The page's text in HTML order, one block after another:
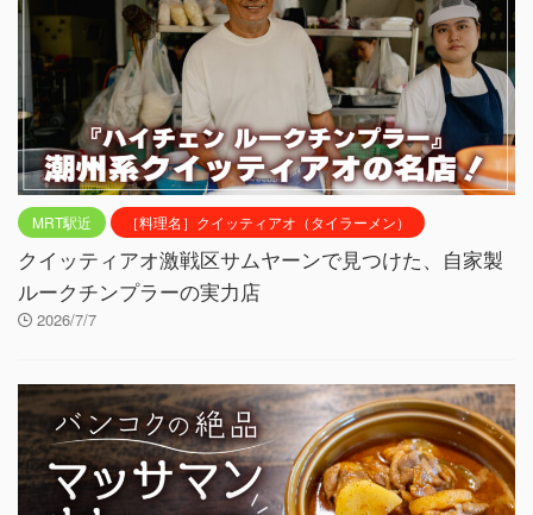
MRT駅近 ［料理名］クイッティアオ（タイラーメン）
クイッティアオ激戦区サムヤーンで見つけた、自家製
ルークチンプラーの実力店
2026/7/7